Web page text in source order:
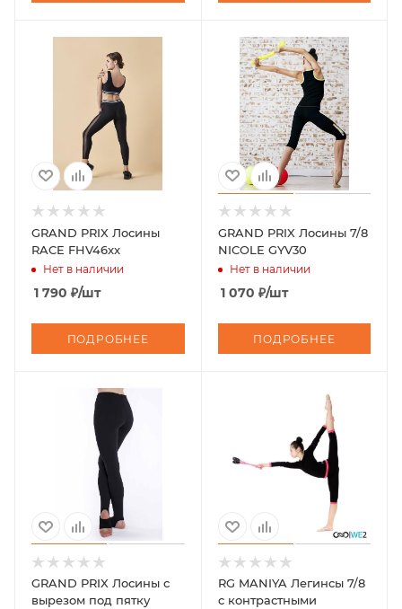
GRAND PRIX Лосины
RACE FHV46xx
Нет в наличии
1 790 ₽/шт
ПОДРОБНЕЕ
GRAND PRIX Лосины 7/8
NICOLE GYV30
Нет в наличии
1 070 ₽/шт
ПОДРОБНЕЕ
GRAND PRIX Лосины с
вырезом под пятку
RG MANIYA Легинсы 7/8
с контрастными